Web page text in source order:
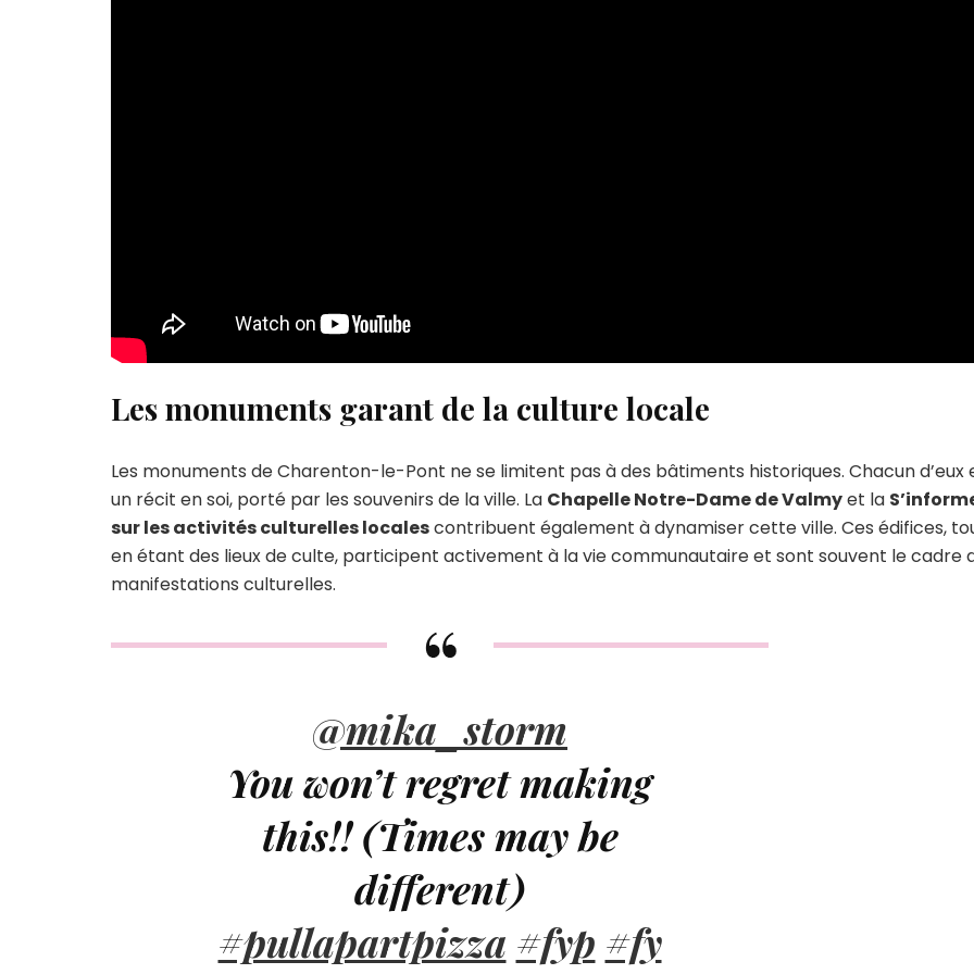
Les monuments garant de la culture locale
Les monuments de Charenton-le-Pont ne se limitent pas à des bâtiments historiques. Chacun d’eux
un récit en soi, porté par les souvenirs de la ville. La Chapelle Notre-Dame de Valmyet la
sur les activités culturelles localescontribuent également à dynamiser cette ville. Ces édifices,
en étant des lieux de culte, participent activement à la vie communautaire et sont souvent le cadre
manifestations culturelles.
@mika_storm
You won’t regret making
this!! (Times may be
different)
#pullapartpizza #fyp #fy